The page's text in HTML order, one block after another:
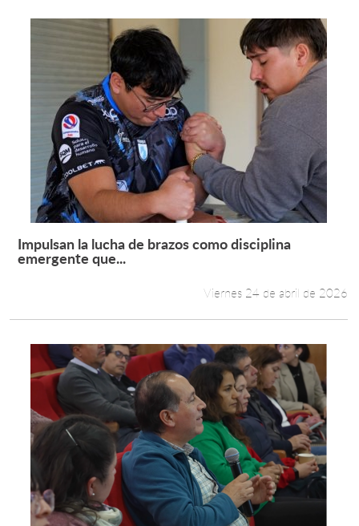
Leer más +
Impulsan la lucha de brazos como disciplina
emergente que...
Viernes 24 de abril de 2026